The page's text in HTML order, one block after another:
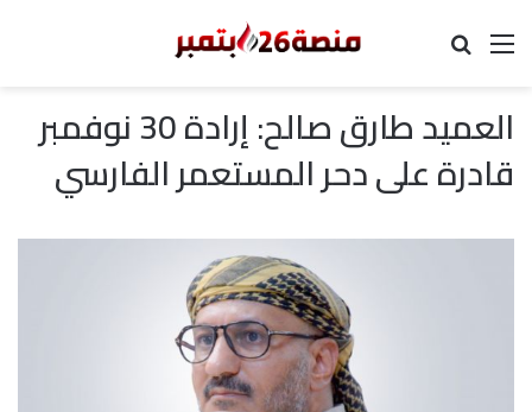
القائمة
العميد طارق صالح: إرادة 30 نوفمبر
قادرة على دحر المستعمر الفارسي